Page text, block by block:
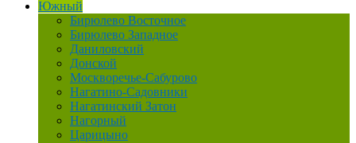
Южный
Бирюлево Восточное
Бирюлево Западное
Даниловский
Донской
Москворечье-Сабурово
Нагатино-Садовники
Нагатинский Затон
Нагорный
Царицыно